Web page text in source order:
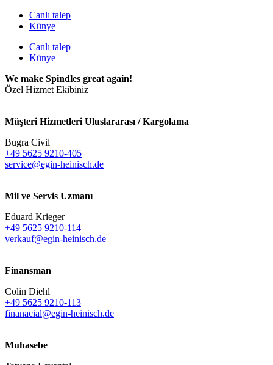
Canlı talep
Künye
Canlı talep
Künye
We make Spindles great again!
Özel Hizmet Ekibiniz
Müşteri Hizmetleri Uluslararası / Kargolama
Bugra Civil
+49 5625 9210-405
service@egin-heinisch.de
Mil ve Servis Uzmanı
Eduard Krieger
+49 5625 9210-114
verkauf@egin-heinisch.de
Finansman
Colin Diehl
+49 5625 9210-113
finanacial@egin-heinisch.de
Muhasebe